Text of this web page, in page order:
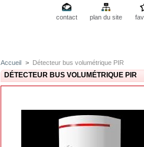
contact plan du site
Accueil > Détecteur bus volumétrique PIR
DÉTECTEUR BUS VOLUMÉTRIQUE PIR